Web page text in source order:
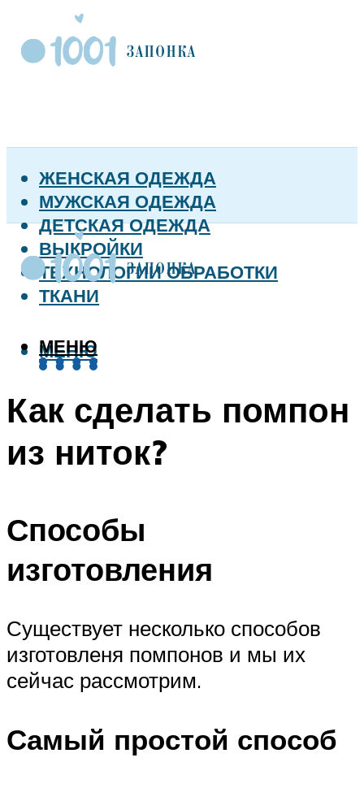
ЖЕНСКАЯ ОДЕЖДА
МУЖСКАЯ ОДЕЖДА
ДЕТСКАЯ ОДЕЖДА
ВЫКРОЙКИ
ТЕХНОЛОГИИ ОБРАБОТКИ
ТКАНИ
МЕНЮ
МЕНЮ
Как сделать помпон
из ниток?
Способы
изготовления
Существует несколько способов
изготовленя помпонов и мы их
сейчас рассмотрим.
Самый простой способ